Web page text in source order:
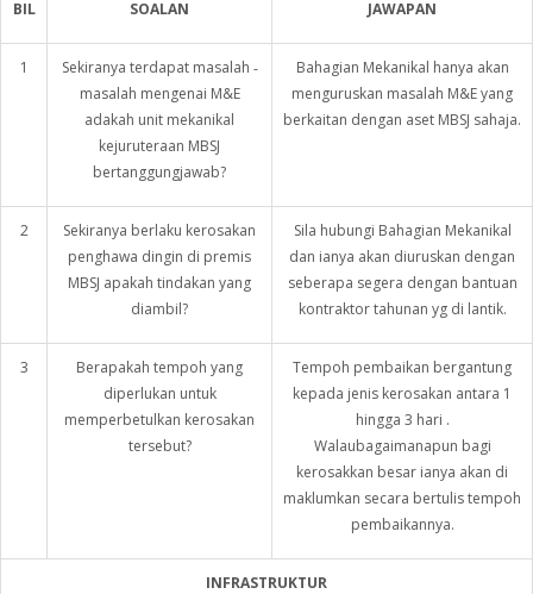
BIL SOALAN JAWAPAN
1
Sekiranya terdapat masalah ‑
masalah mengenai M&E
adakah unit mekanikal
kejuruteraan MBSJ
bertanggungjawab?
Bahagian Mekanikal hanya akan
menguruskan masalah M&E yang
berkaitan dengan aset MBSJ sahaja.
2
Sekiranya berlaku kerosakan
penghawa dingin di premis
MBSJ apakah tindakan yang
diambil?
Sila hubungi Bahagian Mekanikal
dan ianya akan diuruskan dengan
seberapa segera dengan bantuan
kontraktor tahunan yg di lantik.
3
Berapakah tempoh yang
diperlukan untuk
memperbetulkan kerosakan
tersebut?
Tempoh pembaikan bergantung
kepada jenis kerosakan antara 1
hingga 3 hari .
Walaubagaimanapun bagi
kerosakkan besar ianya akan di
maklumkan secara bertulis tempoh
pembaikannya.
INFRASTRUKTUR